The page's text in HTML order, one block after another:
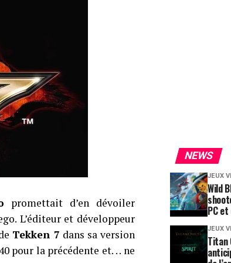
promettait d’en dévoiler
L’éditeur et développeur
Tekken 7 dans sa version
pour la précédente et. . . ne
NEWS
JEUX
Wild
PC
JEUX
Titan